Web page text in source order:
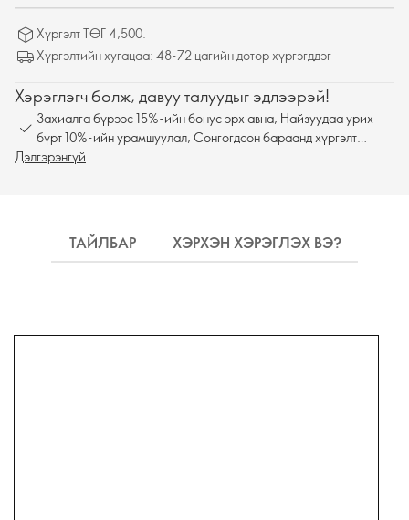
Хүргэлт ТӨГ 4,500.
Хүргэлтийн хугацаа: 48-72 цагийн дотор хүргэгддэг
Хэрэглэгч болж, давуу талуудыг эдлээрэй!
Захиалга бүрээс 15%-ийн бонус эрх авна, Найзуудаа урих
бүрт 10%-ийн урамшуулал, Сонгогдсон бараанд хүргэлт
үнэгүй
Дэлгэрэнгүй
ТАЙЛБАР ХЭРХЭН ХЭРЭГЛЭХ ВЭ?